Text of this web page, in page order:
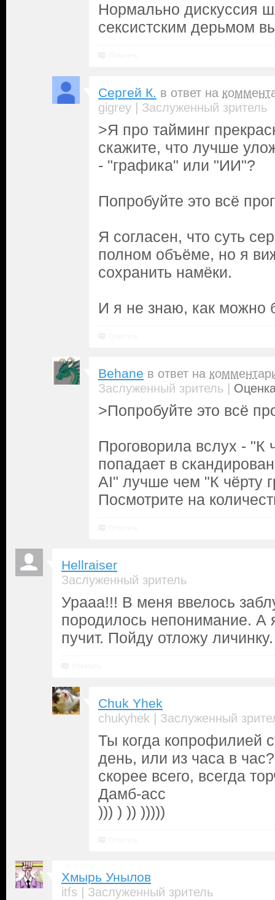
Нормально дискуссия
сексистским дерьмом
Сергей К. в ответ на
gigrey | Заслуженный зритель
>Я про тайминг
скажите, что лучше
- "графика" или "ИИ"?
Попробуйте это всё
Я согласен, что суть
полном объёме, но я
сохранить намёки.
И я не знаю, как можно
Behane в ответ на
Заслуженный зритель |
>Попробуйте это всё
Проговорила вслух -
попадает в
AI" лучше чем "К чёрту
Посмотрите на
Hellraiser
Заслуженный зритель
Урааа!!! В меня ввелось
породилось непонимание. А
пучит. Пойду отложу личинку.
Chuk Yhek
chukyhek | Заслуженный
Ты когда копрофилией
день, или из часа в
скорее всего, всегда
Дамб-асс
))) ) )) )))))
Хмырь Унылов
itfs | Заслуженный зритель